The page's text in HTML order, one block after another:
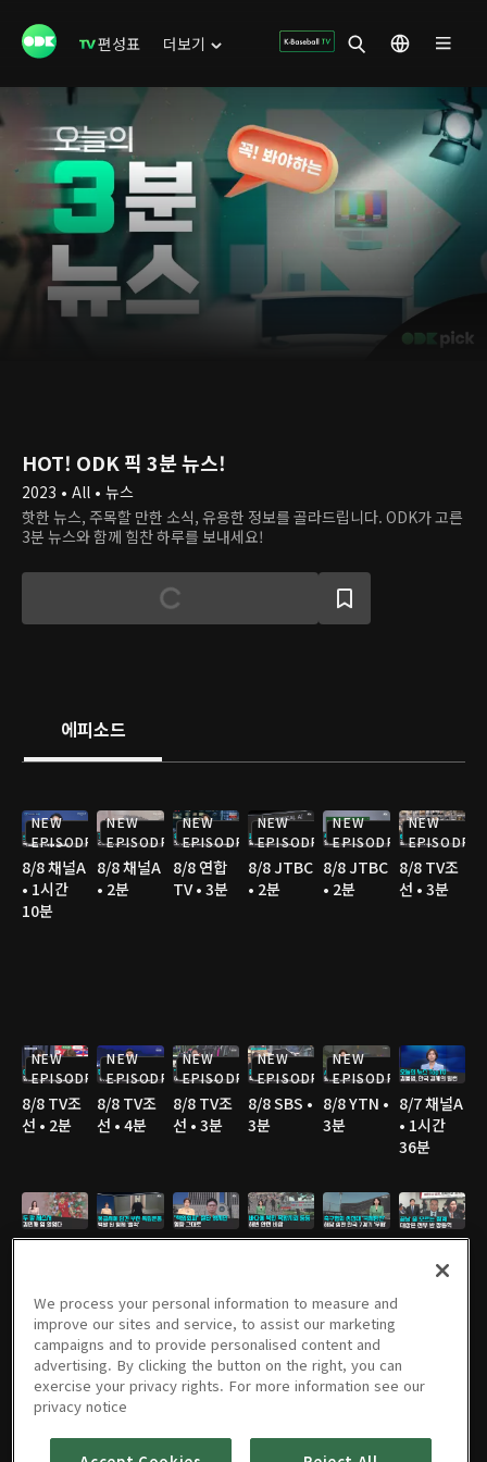
편성표 더보기
HOT! ODK 픽 3분 뉴스!
2023 • All • 뉴스
핫한 뉴스, 주목할 만한 소식, 유용한 정보를 골라드립니다. ODK가 고른
3분 뉴스와 함께 힘찬 하루를 보내세요!
에피소드
NEW
EPISODE
8/8 채널A
• 1시간
10분
NEW
EPISODE
8/8 채널A
• 2분
NEW
EPISODE
8/8 연합
TV • 3분
NEW
EPISODE
8/8 JTBC
• 2분
NEW
EPISODE
8/8 JTBC
• 2분
NEW
EPISODE
8/8 TV조
선 • 3분
NEW
EPISODE
8/8 TV조
선 • 2분
NEW
EPISODE
8/8 TV조
선 • 4분
NEW
EPISODE
8/8 TV조
선 • 3분
NEW
EPISODE
8/8 SBS •
3분
NEW
EPISODE
8/8 YTN •
3분
8/7 채널A
• 1시간
36분
선 • 3분
8/7 TV조
선 • 3분
8/7 YTN •
2분
8/7 MBC
• 3분
8/6 채널A
• 1시간
8/6 JTBC
• 2분
8/6 채널A
• 1분
We process your personal information to measure and
improve our sites and service, to assist our marketing
campaigns and to provide personalised content and
advertising. By clicking the button on the right, you can
exercise your privacy rights. For more information see our
privacy notice